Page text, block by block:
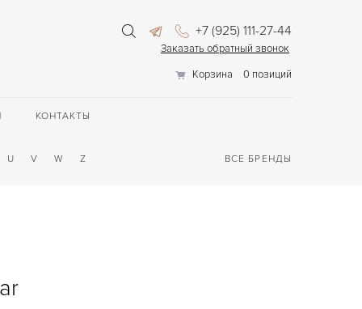
+7 (925) 111-27-44
Заказать обратный звонок
Корзина
0 позиций
КОНТАКТЫ
U V W Z ВСЕ БРЕНДЫ